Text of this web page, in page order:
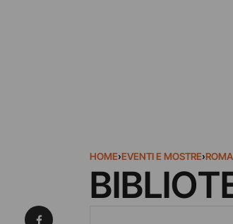
HOME›EVENTI E MOSTRE›ROMA
Condividi su Facebook